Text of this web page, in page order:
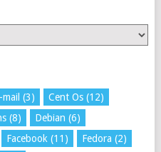
(3) Cent Os(12)
(8) Debian (6)
Facebook (11) Fedora (2)